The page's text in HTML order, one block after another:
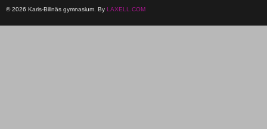
© 2026 Karis-Billnäs gymnasium. By LAXELL.COM